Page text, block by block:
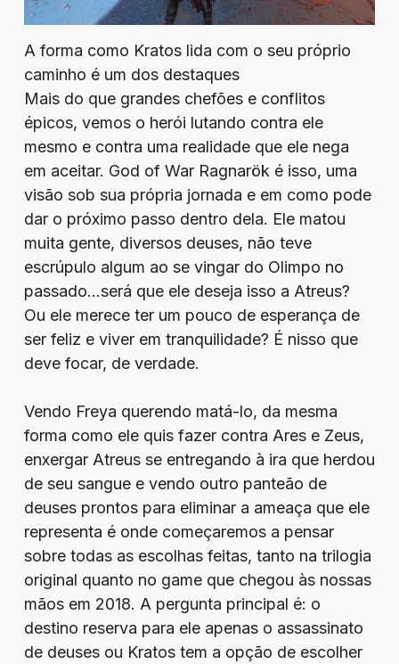
A forma como Kratos lida com o seu próprio
caminho é um dos destaques
Mais do que grandes chefões e conflitos
épicos, vemos o herói lutando contra ele
mesmo e contra uma realidade que ele nega
em aceitar. God of War Ragnarök é isso, uma
visão sob sua própria jornada e em como pode
dar o próximo passo dentro dela. Ele matou
muita gente, diversos deuses, não teve
escrúpulo algum ao se vingar do Olimpo no
passado…será que ele deseja isso a Atreus?
Ou ele merece ter um pouco de esperança de
ser feliz e viver em tranquilidade? É nisso que
deve focar, de verdade.
Vendo Freya querendo matá-lo, da mesma
forma como ele quis fazer contra Ares e Zeus,
enxergar Atreus se entregando à ira que herdou
de seu sangue e vendo outro panteão de
deuses prontos para eliminar a ameaça que ele
representa é onde começaremos a pensar
sobre todas as escolhas feitas, tanto na trilogia
original quanto no game que chegou às nossas
mãos em 2018. A pergunta principal é: o
destino reserva para ele apenas o assassinato
de deuses ou Kratos tem a opção de escolher